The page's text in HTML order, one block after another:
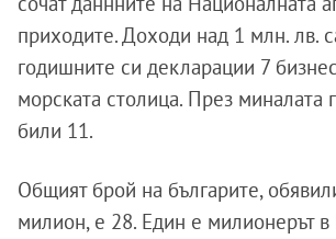
приходите. Доходи над 1 млн. лв.
годишните си декларации 7
морската столица. През миналата
били 11.
Общият брой на българите,
милион, е 28. Един е милионерът